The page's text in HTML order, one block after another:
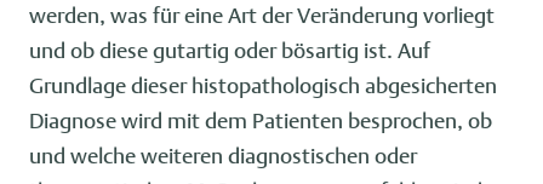
werden, was für eine Art der Veränderung vorliegt
und ob diese gutartig oder bösartig ist. Auf
Grundlage dieser histopathologisch abgesicherten
Diagnose wird mit dem Patienten besprochen, ob
und welche weiteren diagnostischen oder